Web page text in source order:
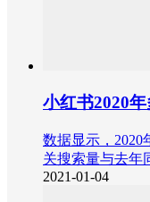
小红书2020
数据显示，2020
关搜索量与去年
2021-01-04